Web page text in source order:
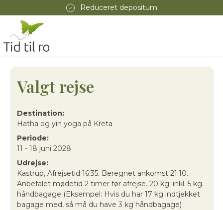
Reduceret depositum
Valgt rejse
Destination:
Hatha og yin yoga på Kreta
Periode:
11 - 18 juni 2028
Udrejse:
Kastrup, Afrejsetid 16:35. Beregnet ankomst 21:10.
Anbefalet mødetid 2 timer før afrejse. 20 kg. inkl. 5 kg.
håndbagage (Eksempel: Hvis du har 17 kg indtjekket
bagage med, så må du have 3 kg håndbagage)